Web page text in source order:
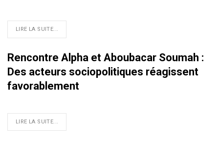
LIRE LA SUITE...
Rencontre Alpha et Aboubacar Soumah :
Des acteurs sociopolitiques réagissent
favorablement
LIRE LA SUITE...